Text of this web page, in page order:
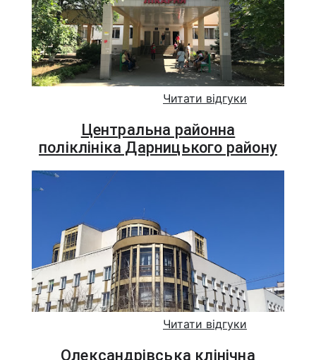
Читати відгуки
Центральна районна
поліклініка Дарницького району
Читати відгуки
Олександрівська клінічна